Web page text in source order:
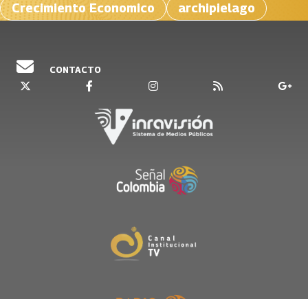
Crecimiento Economico
archipielago
CONTACTO